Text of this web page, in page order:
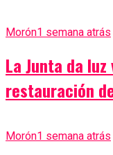
Morón1 semana atrás
La Junta da
restauración
Morón1 semana atrás